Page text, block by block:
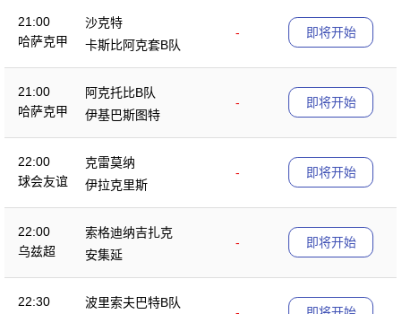
21:00
哈萨克甲
沙克特
-
卡斯比阿克套B队
即将开始
21:00
哈萨克甲
阿克托比B队
-
伊基巴斯图特
即将开始
22:00
球会友谊
克雷莫纳
-
伊拉克里斯
即将开始
22:00
乌兹超
索格迪纳吉扎克
-
安集延
即将开始
22:30
波里索夫巴特B队